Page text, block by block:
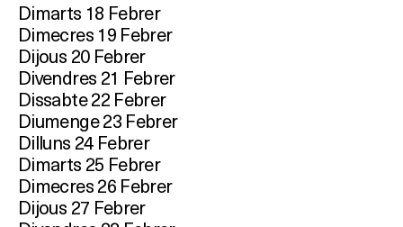
Dimarts 18 Febrer
Dimecres 19 Febrer
Dijous 20 Febrer
Divendres 21 Febrer
Dissabte 22 Febrer
Diumenge 23 Febrer
Dilluns 24 Febrer
Dimarts 25 Febrer
Dimecres 26 Febrer
Dijous 27 Febrer